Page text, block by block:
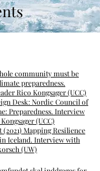
community must be
preparedness.
Rico Kongsager (UCC)
Desk: Nordic Council of
Preparedness. Interview
(UCC)
Mapping Resilience
Iceland. Interview with
(UW)